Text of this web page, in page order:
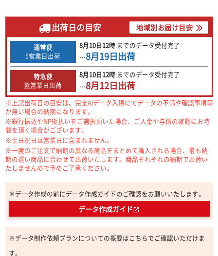
出荷日の目安 地域別お届け目安
通常便
5営業日出荷
8月10日12時 までのデータ受付完了
…8月19日出荷
特急便
翌営業日出荷
8月10日12時 までのデータ受付完了
…8月12日出荷
※上記出荷日の目安は、完全Aiデータ入稿にてデータの不備や確認事項等
が無い場合の納期になります。
※銀行振込やNP後払いをご選択頂いた場合、ご入金や与信の確認にお時
間を頂く場合がございます。
※土日祝日は営業日に含まれません。
※一度のご注文で納期の異なる商品をまとめて購入される場合、最も納
期の遅い商品に合わせて出荷いたします。商品それぞれの納期で出荷い
たしませんので予めご了承ください。
※データ作成の前にデータ作成ガイドのご確認をお願いいたします。
データ作成ガイドopen_in_new
※データ制作依頼プランについての概要はこちらでご確認いただけま
す。